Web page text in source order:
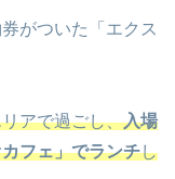
がついた「エクス
アで過ごし、入場
フェ」でランチし